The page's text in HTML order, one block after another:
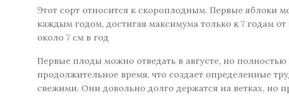
Этот сорт относится к скороплодным. Первые яблоки
каждым годом, достигая максимума только к 7 годам от
около 7 см в год
Первые плоды можно отведать в августе, но
продолжительное время, что создает определенные
свежими. Они довольно долго держатся на ветках, но